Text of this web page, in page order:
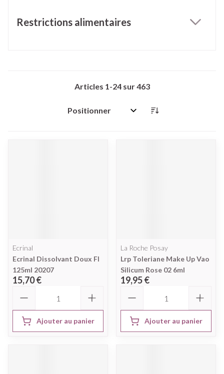
Restrictions alimentaires
Articles 1-24sur463
Trier par:
Ecrinal
Ecrinal Dissolvant Doux Fl
125ml 20207
15,70 €
Ajouter au panier
La Roche Posay
Lrp Toleriane Make Up Vao
Silicum Rose 02 6ml
19,95 €
Ajouter au panier